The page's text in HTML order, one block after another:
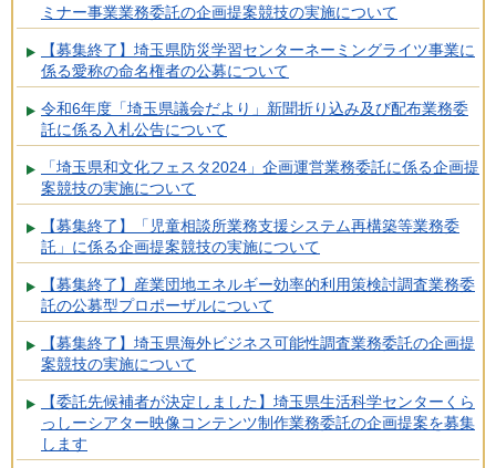
ミナー事業業務委託の企画提案競技の実施について
【募集終了】埼玉県防災学習センターネーミングライツ事業に
係る愛称の命名権者の公募について
令和6年度「埼玉県議会だより」新聞折り込み及び配布業務委
託に係る入札公告について
「埼玉県和文化フェスタ2024」企画運営業務委託に係る企画提
案競技の実施について
【募集終了】「児童相談所業務支援システム再構築等業務委
託」に係る企画提案競技の実施について
【募集終了】産業団地エネルギー効率的利用策検討調査業務委
託の公募型プロポーザルについて
【募集終了】埼玉県海外ビジネス可能性調査業務委託の企画提
案競技の実施について
【委託先候補者が決定しました】埼玉県生活科学センターくら
っしーシアター映像コンテンツ制作業務委託の企画提案を募集
します